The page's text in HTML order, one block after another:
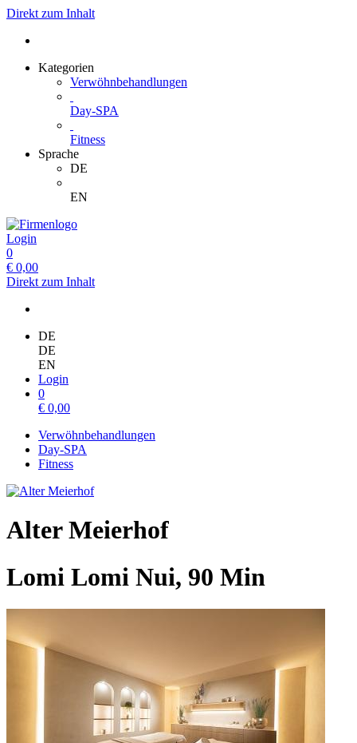
Direkt zum Inhalt
Kategorien
Verwöhnbehandlungen
Day-SPA
Fitness
Sprache
DE
EN
Login
0
€ 0,00
Direkt zum Inhalt
DE
DE
EN
Login
0
€ 0,00
Verwöhnbehandlungen
Day-SPA
Fitness
Alter Meierhof
Lomi Lomi Nui, 90 Min